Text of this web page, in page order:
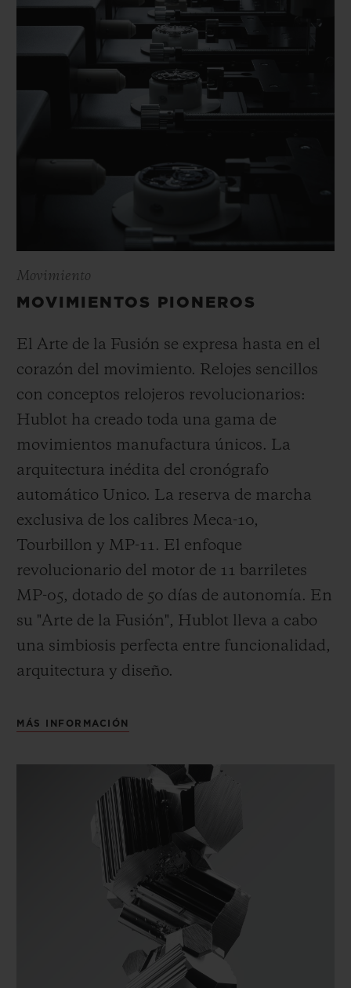
Movimiento
MOVIMIENTOS PIONEROS
El Arte de la Fusión se expresa hasta en el
corazón del movimiento. Relojes sencillos
con conceptos relojeros revolucionarios:
Hublot ha creado toda una gama de
movimientos manufactura únicos. La
arquitectura inédita del cronógrafo
automático Unico. La reserva de marcha
exclusiva de los calibres Meca-10,
Tourbillon y MP-11. El enfoque
revolucionario del motor de 11 barriletes
MP-05, dotado de 50 días de autonomía. En
su "Arte de la Fusión", Hublot lleva a cabo
una simbiosis perfecta entre funcionalidad,
arquitectura y diseño.
MÁS INFORMACIÓN